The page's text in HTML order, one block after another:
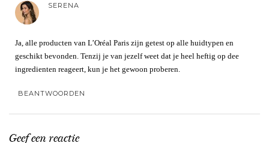
SERENA
Ja, alle producten van L’Oréal Paris zijn getest op alle huidtypen en
geschikt bevonden. Tenzij je van jezelf weet dat je heel heftig op dee
ingredienten reageert, kun je het gewoon proberen.
BEANTWOORDEN
Geef een reactie